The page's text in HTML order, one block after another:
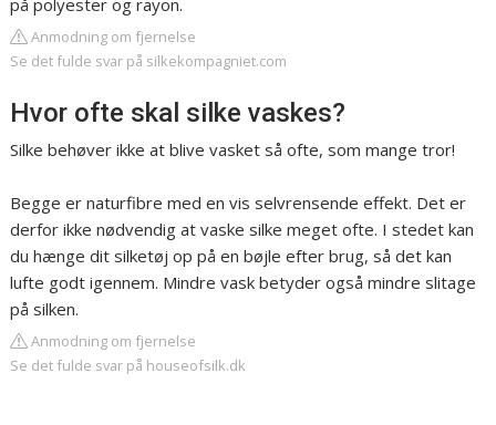
på polyester og rayon.
Anmodning om fjernelse
Se det fulde svar på silkekompagniet.com
Hvor ofte skal silke vaskes?
Silke behøver ikke at blive vasket så ofte, som mange tror!
Begge er naturfibre med en vis selvrensende effekt. Det er
derfor ikke nødvendig at vaske silke meget ofte. I stedet kan
du hænge dit silketøj op på en bøjle efter brug, så det kan
lufte godt igennem. Mindre vask betyder også mindre slitage
på silken.
Anmodning om fjernelse
Se det fulde svar på houseofsilk.dk